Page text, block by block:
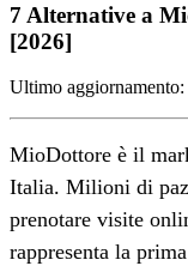
7 Alternative a
[2026]
Ultimo aggiornamento:
MioDottore è il
Italia. Milioni di
prenotare visite
rappresenta la